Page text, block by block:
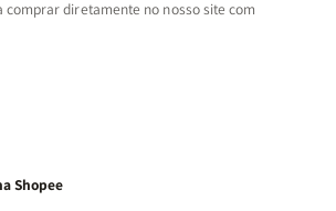
comprar diretamente no nosso site com
Shopee